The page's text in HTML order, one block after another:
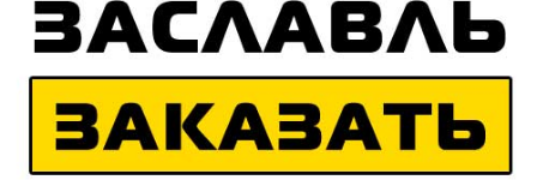
Работаем по регионам ×
Пущино Андреево Одинцово Лосино-Петровский
Черноголовка Нахабино Белоомут Верея Софрино
УЗНАТЬ ПОДРОБНЕЕ ×